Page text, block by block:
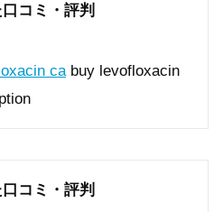
コミ・評判
cabuy levofloxacin
コミ・評判